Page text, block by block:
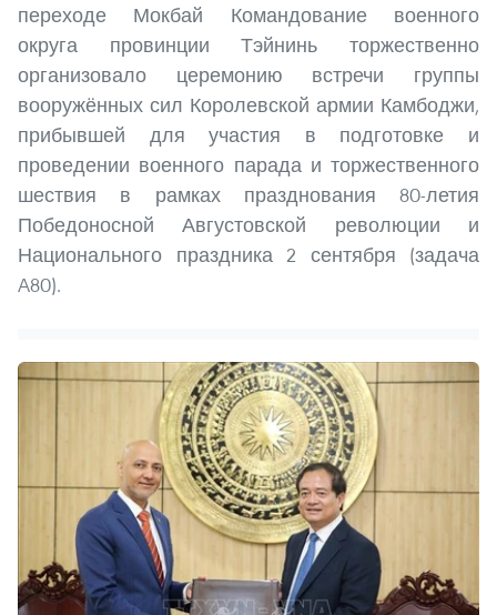
переходе Мокбай Командование военного
округа провинции Тэйнинь торжественно
организовало церемонию встречи группы
вооружённых сил Королевской армии Камбоджи,
прибывшей для участия в подготовке и
проведении военного парада и торжественного
шествия в рамках празднования 80-летия
Победоносной Августовской революции и
Национального праздника 2 сентября (задача
A80).